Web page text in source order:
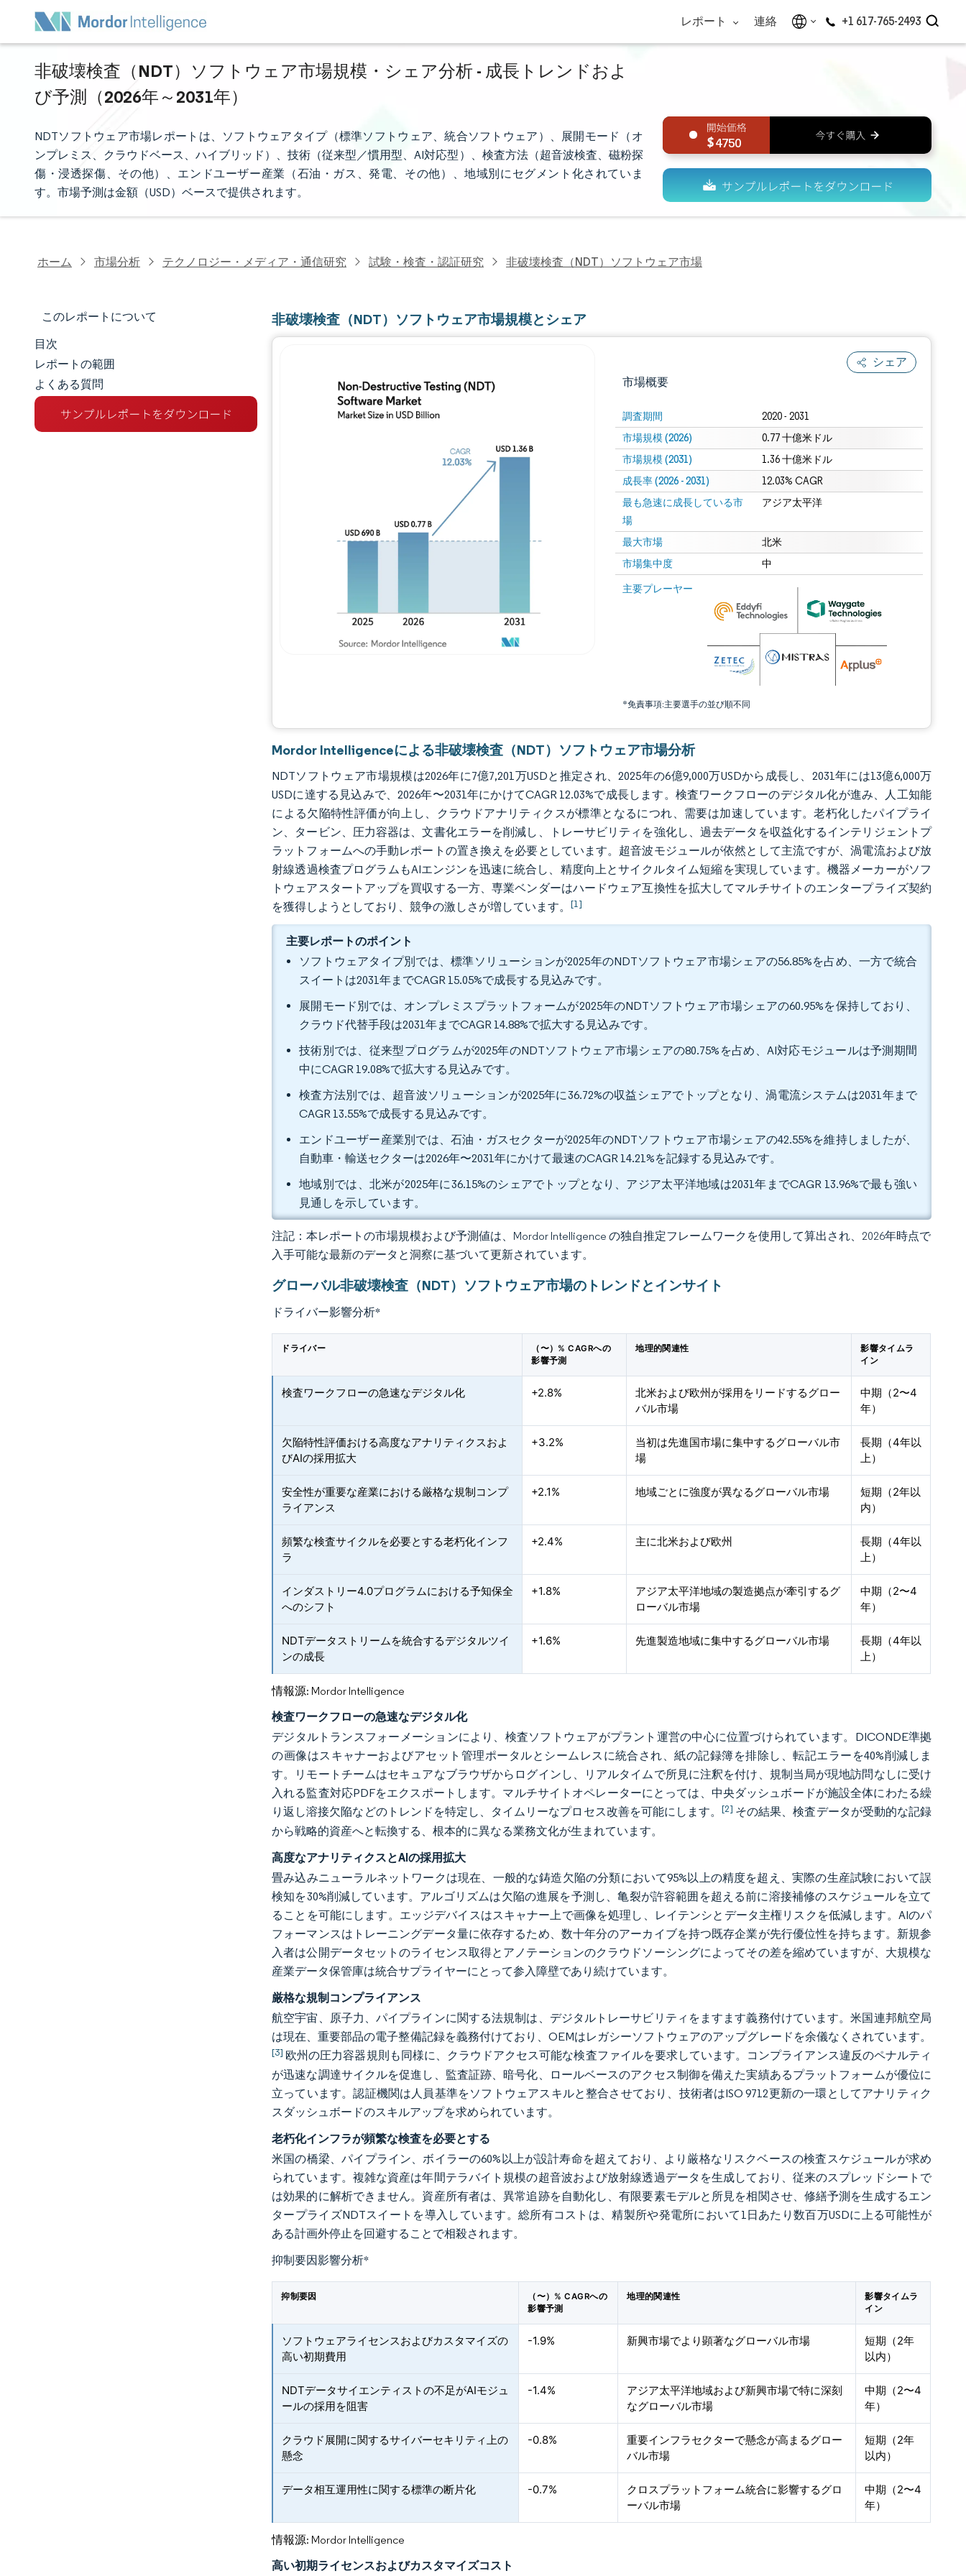
レポート 連絡 +1 617-765-2493
非破壊検査（NDT）ソフトウェア市場規模・シェア分析 - 成長トレンドおよ
び予測（2026年～2031年）
NDTソフトウェア市場レポートは、ソフトウェアタイプ（標準ソフトウェア、統合ソフトウェア）、展開モード（オ
ンプレミス、クラウドベース、ハイブリッド）、技術（従来型／慣用型、AI対応型）、検査方法（超音波検査、磁粉探
傷・浸透探傷、その他）、エンドユーザー産業（石油・ガス、発電、その他）、地域別にセグメント化されていま
す。市場予測は金額（USD）ベースで提供されます。
4750
ホーム 市場分析 テクノロジー・メディア・通信研究 試験・検査・認証研究 非破壊検査（NDT）ソフトウェア市場
このレポートについて
市場規模とシェア
市場分析
トレンドとインサイト
目次
レポートの範囲
よくある質問
非破壊検査（NDT）ソフトウェア市場規模とシェア
シェア
市場概要
調査期間 2020 - 2031
市場規模 (2026) 0.77 十億米ドル
市場規模 (2031) 1.36 十億米ドル
成長率 (2026 - 2031) 12.03% CAGR
最も急速に成長している市
場
アジア太平洋
最大市場 北米
市場集中度 中
主要プレーヤー
*免責事項:主要選手の並び順不同
画像 © Mordor Intelligence。再利用にはCC BY 4.0の表示が必要です。
画像 © Mordor Intelligence。再利用にはCC BY 4.0の表示が必要です。
Mordor Intelligenceによる非破壊検査（NDT）ソフトウェア市場分析
NDTソフトウェア市場規模は2026年に7億7,201万USDと推定され、2025年の6億9,000万USDから成長し、2031年には13億6,000万
USDに達する見込みで、2026年〜2031年にかけてCAGR 12.03%で成長します。検査ワークフローのデジタル化が進み、人工知能
による欠陥特性評価が向上し、クラウドアナリティクスが標準となるにつれ、需要は加速しています。老朽化したパイプライ
ン、タービン、圧力容器は、文書化エラーを削減し、トレーサビリティを強化し、過去データを収益化するインテリジェントプ
ラットフォームへの手動レポートの置き換えを必要としています。超音波モジュールが依然として主流ですが、渦電流および放
射線透過検査プログラムもAIエンジンを迅速に統合し、精度向上とサイクルタイム短縮を実現しています。機器メーカーがソフ
トウェアスタートアップを買収する一方、専業ベンダーはハードウェア互換性を拡大してマルチサイトのエンタープライズ契約
を獲得しようとしており、競争の激しさが増しています。[1]
主要レポートのポイント
ソフトウェアタイプ別では、標準ソリューションが2025年のNDTソフトウェア市場シェアの56.85%を占め、一方で統合
スイートは2031年までCAGR 15.05%で成長する見込みです。
展開モード別では、オンプレミスプラットフォームが2025年のNDTソフトウェア市場シェアの60.95%を保持しており、
クラウド代替手段は2031年までCAGR 14.88%で拡大する見込みです。
技術別では、従来型プログラムが2025年のNDTソフトウェア市場シェアの80.75%を占め、AI対応モジュールは予測期間
中にCAGR 19.08%で拡大する見込みです。
検査方法別では、超音波ソリューションが2025年に36.72%の収益シェアでトップとなり、渦電流システムは2031年まで
CAGR 13.55%で成長する見込みです。
エンドユーザー産業別では、石油・ガスセクターが2025年のNDTソフトウェア市場シェアの42.55%を維持しましたが、
自動車・輸送セクターは2026年〜2031年にかけて最速のCAGR 14.21%を記録する見込みです。
地域別では、北米が2025年に36.15%のシェアでトップとなり、アジア太平洋地域は2031年までCAGR 13.96%で最も強い
見通しを示しています。
注記：本レポートの市場規模および予測値は、Mordor Intelligence の独自推定フレームワークを使用して算出され、2026年時点で
入手可能な最新のデータと洞察に基づいて更新されています。
グローバル非破壊検査（NDT）ソフトウェア市場のトレンドとインサイト
ドライバー影響分析*
ドライバー
（〜）% CAGRへの
影響予測
地理的関連性
影響タイムラ
イン
検査ワークフローの急速なデジタル化 +2.8%
北米および欧州が採用をリードするグロー
バル市場
中期（2〜4
年）
欠陥特性評価おける高度なアナリティクスおよ
びAIの採用拡大
+3.2%
当初は先進国市場に集中するグローバル市
場
長期（4年以
上）
安全性が重要な産業における厳格な規制コンプ
ライアンス
+2.1% 地域ごとに強度が異なるグローバル市場
短期（2年以
内）
頻繁な検査サイクルを必要とする老朽化インフ
ラ
+2.4% 主に北米および欧州
長期（4年以
上）
インダストリー4.0プログラムにおける予知保全
へのシフト
+1.8%
アジア太平洋地域の製造拠点が牽引するグ
ローバル市場
中期（2〜4
年）
NDTデータストリームを統合するデジタルツイ
ンの成長
+1.6% 先進製造地域に集中するグローバル市場
長期（4年以
上）
情報源: Mordor Intelligence
検査ワークフローの急速なデジタル化
デジタルトランスフォーメーションにより、検査ソフトウェアがプラント運営の中心に位置づけられています。DICONDE準拠
の画像はスキャナーおよびアセット管理ポータルとシームレスに統合され、紙の記録簿を排除し、転記エラーを40%削減しま
す。リモートチームはセキュアなブラウザからログインし、リアルタイムで所見に注釈を付け、規制当局が現地訪問なしに受け
入れる監査対応PDFをエクスポートします。マルチサイトオペレーターにとっては、中央ダッシュボードが施設全体にわたる繰
り返し溶接欠陥などのトレンドを特定し、タイムリーなプロセス改善を可能にします。[2] その結果、検査データが受動的な記録
から戦略的資産へと転換する、根本的に異なる業務文化が生まれています。
高度なアナリティクスとAIの採用拡大
畳み込みニューラルネットワークは現在、一般的な鋳造欠陥の分類において95%以上の精度を超え、実際の生産試験において誤
検知を30%削減しています。アルゴリズムは欠陥の進展を予測し、亀裂が許容範囲を超える前に溶接補修のスケジュールを立て
ることを可能にします。エッジデバイスはスキャナー上で画像を処理し、レイテンシとデータ主権リスクを低減します。AIのパ
フォーマンスはトレーニングデータ量に依存するため、数十年分のアーカイブを持つ既存企業が先行優位性を持ちます。新規参
入者は公開データセットのライセンス取得とアノテーションのクラウドソーシングによってその差を縮めていますが、大規模な
産業データ保管庫は統合サプライヤーにとって参入障壁であり続けています。
厳格な規制コンプライアンス
航空宇宙、原子力、パイプラインに関する法規制は、デジタルトレーサビリティをますます義務付けています。米国連邦航空局
は現在、重要部品の電子整備記録を義務付けており、OEMはレガシーソフトウェアのアップグレードを余儀なくされています。
[3] 欧州の圧力容器規則も同様に、クラウドアクセス可能な検査ファイルを要求しています。コンプライアンス違反のペナルティ
が迅速な調達サイクルを促進し、監査証跡、暗号化、ロールベースのアクセス制御を備えた実績あるプラットフォームが優位に
立っています。認証機関は人員基準をソフトウェアスキルと整合させており、技術者はISO 9712更新の一環としてアナリティク
スダッシュボードのスキルアップを求められています。
老朽化インフラが頻繁な検査を必要とする
米国の橋梁、パイプライン、ボイラーの60%以上が設計寿命を超えており、より厳格なリスクベースの検査スケジュールが求め
られています。複雑な資産は年間テラバイト規模の超音波および放射線透過データを生成しており、従来のスプレッドシートで
は効果的に解析できません。資産所有者は、異常追跡を自動化し、有限要素モデルと所見を相関させ、修繕予測を生成するエン
タープライズNDTスイートを導入しています。総所有コストは、精製所や発電所において1日あたり数百万USDに上る可能性が
ある計画外停止を回避することで相殺されます。
抑制要因影響分析*
抑制要因
（〜）% CAGRへの
影響予測
地理的関連性
影響タイムラ
イン
ソフトウェアライセンスおよびカスタマイズの
高い初期費用
-1.9% 新興市場でより顕著なグローバル市場
短期（2年
以内）
NDTデータサイエンティストの不足がAIモジュ
ールの採用を阻害
-1.4%
アジア太平洋地域および新興市場で特に深刻
なグローバル市場
中期（2〜4
年）
クラウド展開に関するサイバーセキリティ上の
懸念
-0.8%
重要インフラセクターで懸念が高まるグロー
バル市場
短期（2年
以内）
データ相互運用性に関する標準の断片化 -0.7%
クロスプラットフォーム統合に影響するグロ
ーバル市場
中期（2〜4
年）
情報源: Mordor Intelligence
高い初期ライセンスおよびカスタマイズコスト